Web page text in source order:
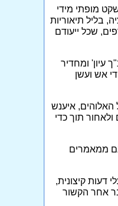
מופתי מידי
בליל תיאוריות
שכל ייעודם
עומד לו רב בשיעורי 'תנ"ך עיון' ומחדיר
אש ועשן
האלוהים, איענש
ולאחור תוך כדי
ממאמרים
דעות קיצונית,
אחר הקשור